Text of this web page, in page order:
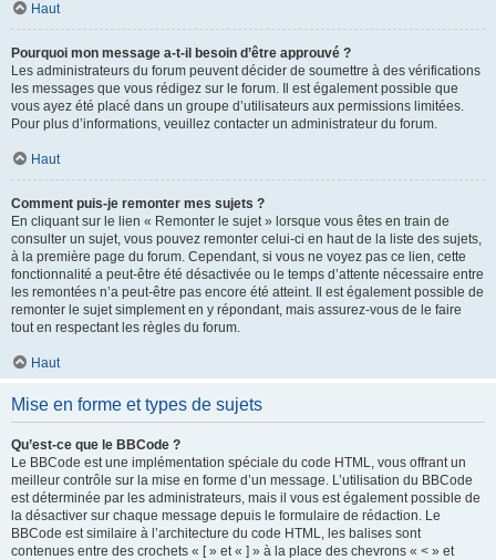
Haut
Pourquoi mon message a-t-il besoin d’être approuvé ?
Les administrateurs du forum peuvent décider de soumettre à des vérifications
les messages que vous rédigez sur le forum. Il est également possible que
vous ayez été placé dans un groupe d’utilisateurs aux permissions limitées.
Pour plus d’informations, veuillez contacter un administrateur du forum.
Haut
Comment puis-je remonter mes sujets ?
En cliquant sur le lien « Remonter le sujet » lorsque vous êtes en train de
consulter un sujet, vous pouvez remonter celui-ci en haut de la liste des sujets,
à la première page du forum. Cependant, si vous ne voyez pas ce lien, cette
fonctionnalité a peut-être été désactivée ou le temps d’attente nécessaire entre
les remontées n’a peut-être pas encore été atteint. Il est également possible de
remonter le sujet simplement en y répondant, mais assurez-vous de le faire
tout en respectant les règles du forum.
Haut
Mise en forme et types de sujets
Qu’est-ce que le BBCode ?
Le BBCode est une implémentation spéciale du code HTML, vous offrant un
meilleur contrôle sur la mise en forme d’un message. L’utilisation du BBCode
est déterminée par les administrateurs, mais il vous est également possible de
la désactiver sur chaque message depuis le formulaire de rédaction. Le
BBCode est similaire à l’architecture du code HTML, les balises sont
contenues entre des crochets « [ » et « ] » à la place des chevrons « < » et